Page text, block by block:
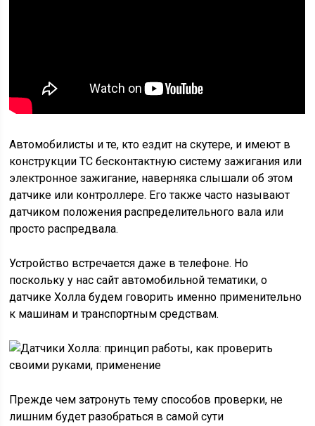
Автомобилисты и те, кто ездит на скутере, и имеют в
конструкции ТС бесконтактную систему зажигания или
электронное зажигание, наверняка слышали об этом
датчике или контроллере. Его также часто называют
датчиком положения распределительного вала или
просто распредвала.
Устройство встречается даже в телефоне. Но
поскольку у нас сайт автомобильной тематики, о
датчике Холла будем говорить именно применительно
к машинам и транспортным средствам.
Прежде чем затронуть тему способов проверки, не
лишним будет разобраться в самой сути